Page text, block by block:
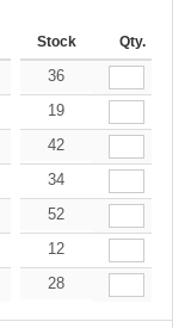
144-287 288 + More
Stock Qty.
21.28
36
21.28
19
21.28
42
21.28
34
21.28
52
22.91
12
22.91
28